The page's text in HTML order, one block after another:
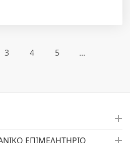
3 4 5 ...
ΕΠΙΜΕΛΗΤΗΡΙΟ